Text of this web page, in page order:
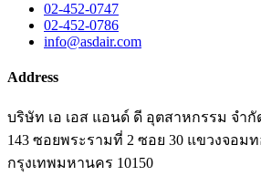
02-452-0747
02-452-0786
info@asdair.com
Address
บริษัท เอ เอส แอนด์ ดี อุตสาหกรรม จำกั
143 ซอยพระรามที่ 2 ซอย 30 แขวงจอม
​กรุงเทพมหานคร 10150